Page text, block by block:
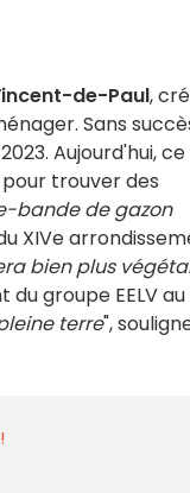
de-Paul,
Sans
Aujourd'hui, ce
trouver des
bande de gazon
XIVe
bien plus
groupe EELV au
terre",